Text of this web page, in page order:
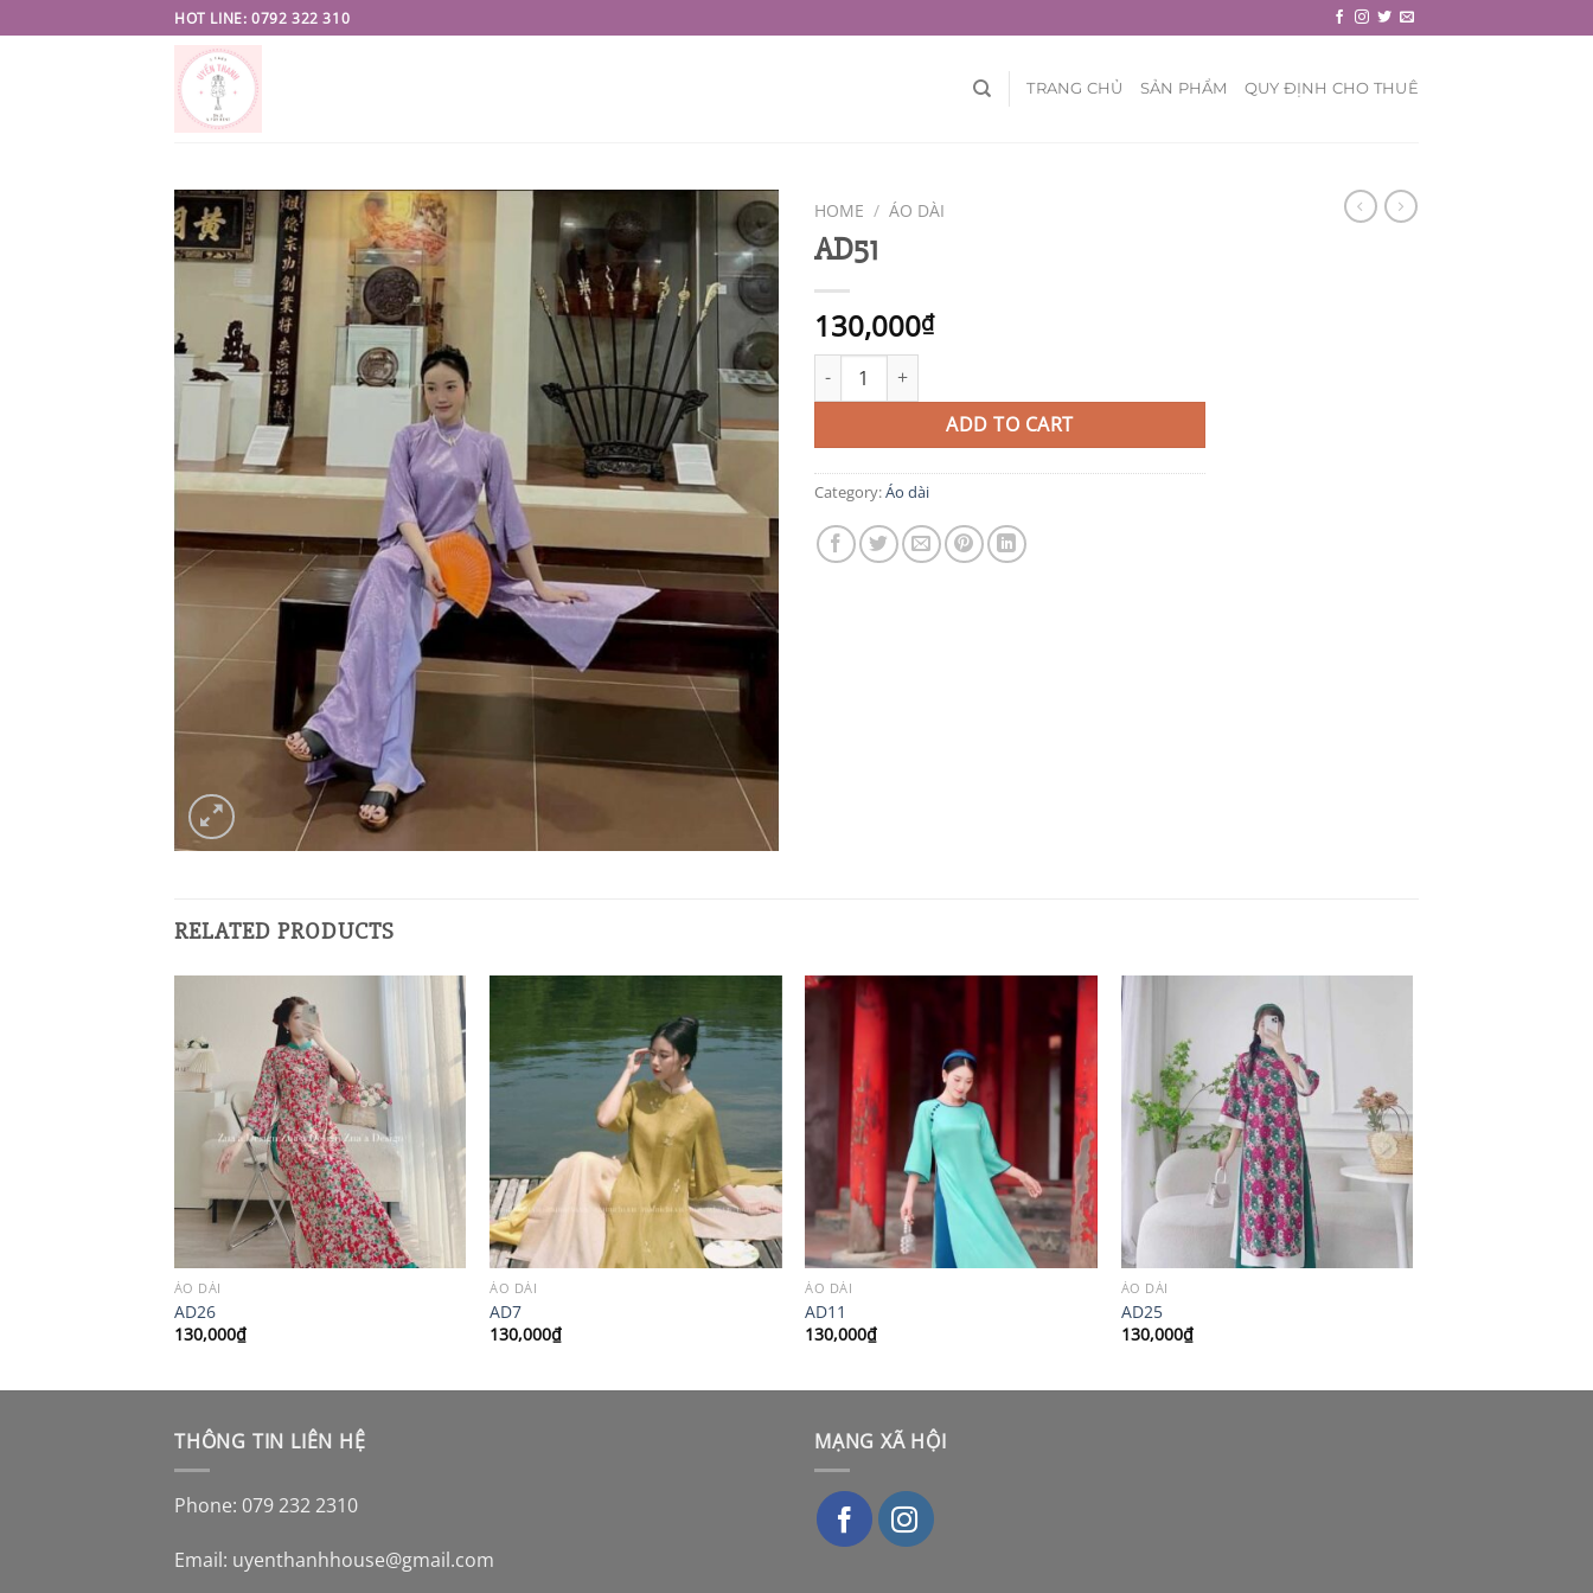
to
HOT LINE: 0792 322 310
TRANG CHỦ SẢN PHẨM QUY ĐỊNH CHO THUÊ
HOME / ÁO DÀI
AD51
130,000₫
AD51 quantity
ADD TO CART
Category:Áo dài
RELATED PRODUCTS
ÁO DÀI
AD26
130,000₫
ÁO DÀI
AD7
130,000₫
ÁO DÀI
AD11
130,000₫
ÁO DÀI
AD25
130,000₫
THÔNG TIN LIÊN HỆ
Phone: 079 232 2310
Email: uyenthanhhouse@gmail.com
MẠNG XÃ HỘI